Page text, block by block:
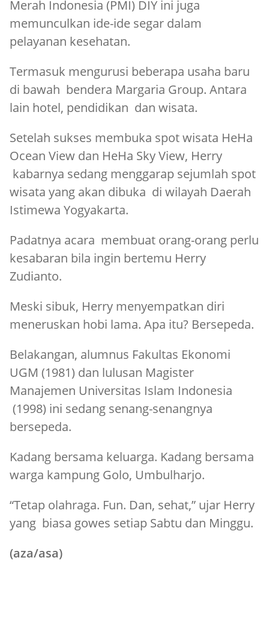
Merah Indonesia (PMI) DIY ini juga
memunculkan ide-ide segar dalam
pelayanan kesehatan.
Termasuk mengurusi beberapa usaha baru
di bawah bendera Margaria Group. Antara
lain hotel, pendidikan dan wisata.
Setelah sukses membuka spot wisata HeHa
Ocean View dan HeHa Sky View, Herry
kabarnya sedang menggarap sejumlah spot
wisata yang akan dibuka di wilayah Daerah
Istimewa Yogyakarta.
Padatnya acara membuat orang-orang perlu
kesabaran bila ingin bertemu Herry
Zudianto.
Meski sibuk, Herry menyempatkan diri
meneruskan hobi lama. Apa itu? Bersepeda.
Belakangan, alumnus Fakultas Ekonomi
UGM (1981) dan lulusan Magister
Manajemen Universitas Islam Indonesia
(1998) ini sedang senang-senangnya
bersepeda.
Kadang bersama keluarga. Kadang bersama
warga kampung Golo, Umbulharjo.
“Tetap olahraga. Fun. Dan, sehat,” ujar Herry
yang biasa gowes setiap Sabtu dan Minggu.
(aza/asa)